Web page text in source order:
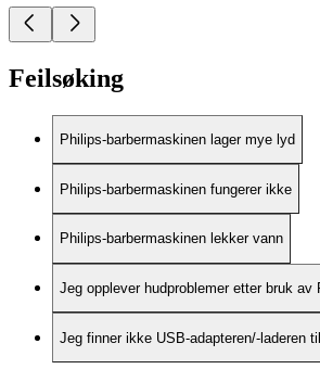
Feilsøking
Philips-barbermaskinen lager mye lyd
Philips-barbermaskinen fungerer ikke
Philips-barbermaskinen lekker vann
Jeg opplever hudproblemer etter bruk av
Jeg finner ikke USB-adapteren/-laderen